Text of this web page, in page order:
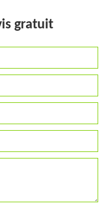
gratuit